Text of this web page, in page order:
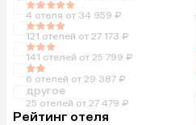
4 отеля от 34 959 ₽
121 отелей от 27 173 ₽
141 отелей от 25 799 ₽
6 отелей от 29 387 ₽
другое
25 отелей от 27 479 ₽
Рейтинг отеля